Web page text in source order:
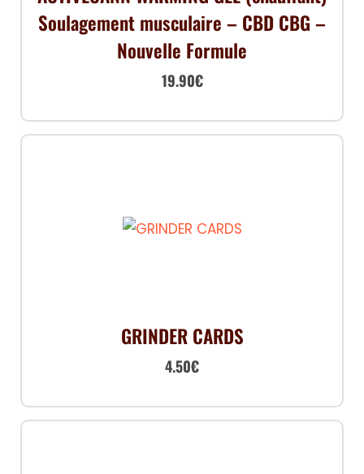
Soulagement musculaire – CBD CBG –
Nouvelle Formule
19.90€
GRINDER CARDS
4.50€